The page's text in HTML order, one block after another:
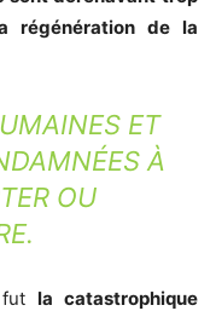
régénération de la
ET
À
OU
la catastrophique